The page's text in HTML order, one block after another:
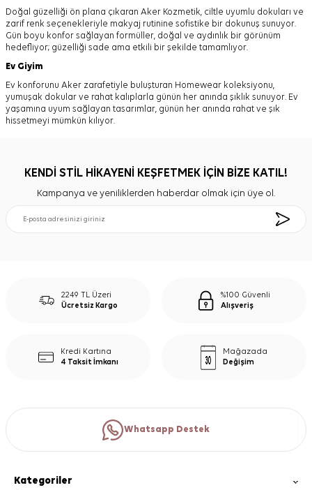
Doğal güzelliği ön plana çıkaran Aker Kozmetik, ciltle uyumlu dokuları ve
zarif renk seçenekleriyle makyaj rutinine sofistike bir dokunuş sunuyor.
Gün boyu konfor sağlayan formüller, doğal ve aydınlık bir görünüm
hedefliyor; güzelliği sade ama etkili bir şekilde tamamlıyor.
Ev Giyim
Ev konforunu Aker zarafetiyle buluşturan Homewear koleksiyonu,
yumuşak dokular ve rahat kalıplarla günün her anında şıklık sunuyor. Ev
yaşamına uyum sağlayan tasarımlar, günün her anında rahat ve şık
hissetmeyi mümkün kılıyor.
KENDİ STİL HİKAYENİ KEŞFETMEK İÇİN BİZE KATIL!
Kampanya ve yeniliklerden haberdar olmak için üye ol.
2249 TL Üzeri
Ücretsiz Kargo
%100 Güvenli
Alışveriş
Kredi Kartına
4 Taksit İmkanı
Mağazada
Değişim
Whatsapp Destek
Kategoriler